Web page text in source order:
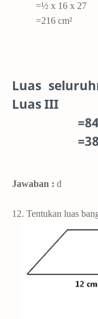
=½ x 16 x 27
=216 cm²
Luas
Luas III
=84 +
=384
Jawaban : d
12. Tentukan luas